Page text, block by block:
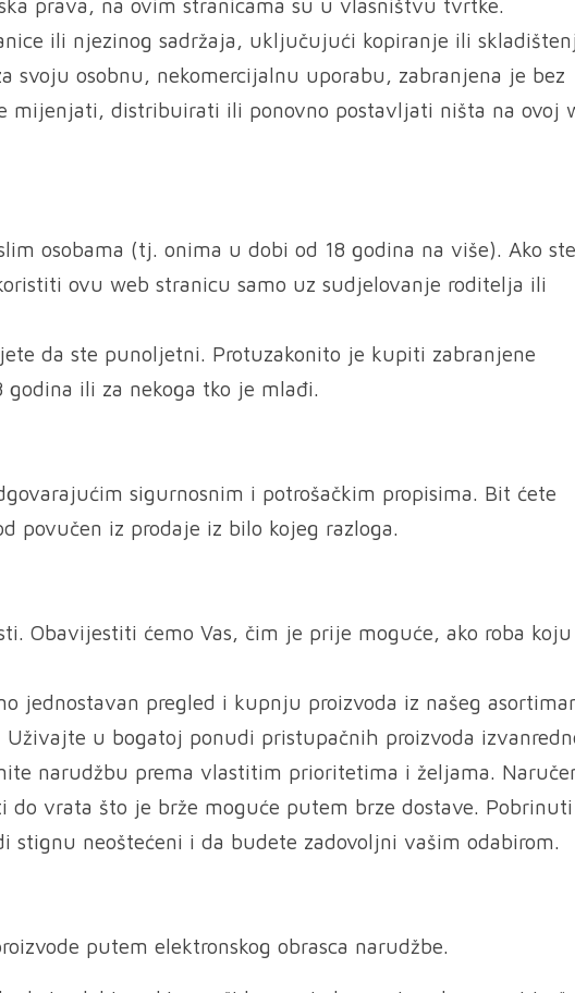
prava, na ovim stranicama su u vlasništvu tvrtke.
ili njezinog sadržaja, uključujući kopiranje ili
svoju osobnu, nekomercijalnu uporabu, zabranjena je bez
mijenjati, distribuirati ili ponovno postavljati ništa na ovoj
osobama (tj. onima u dobi od 18 godina na više). Ako ste
ovu web stranicu samo uz sudjelovanje roditelja ili
da ste punoljetni. Protuzakonito je kupiti zabranjene
godina ili za nekoga tko je mlađi.
sigurnosnim i potrošačkim propisima. Bit ćete
povučen iz prodaje iz bilo kojeg razloga.
Obavijestiti ćemo Vas, čim je prije moguće, ako roba koju
jednostavan pregled i kupnju proizvoda iz našeg
u bogatoj ponudi pristupačnih proizvoda
narudžbu prema vlastitim prioritetima i željama.
do vrata što je brže moguće putem brze dostave. Pobrinuti
stignu neoštećeni i da budete zadovoljni vašim odabirom.
putem elektronskog obrasca narudžbe.